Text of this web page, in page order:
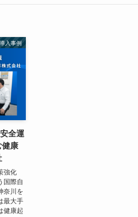
入事例
全運
康
強化
国際自
奈川を
最大手
健康起